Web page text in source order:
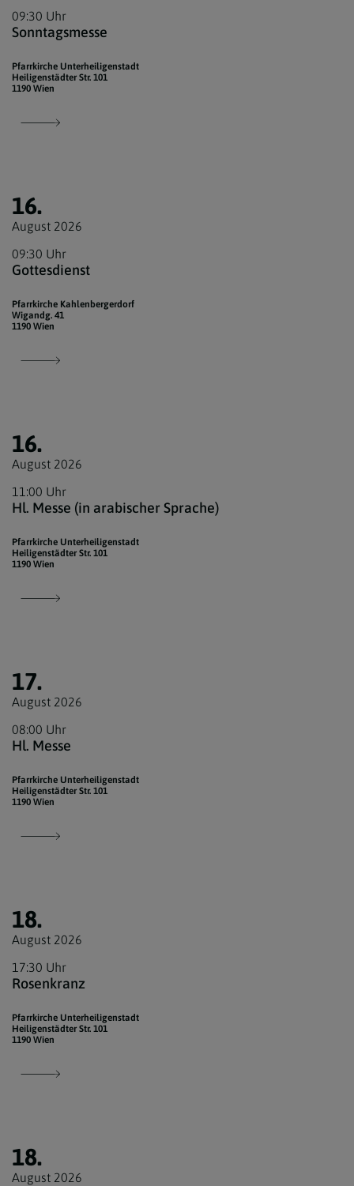
09:30 Uhr
Sonntagsmesse
Pfarrkirche Unterheiligenstadt
Heiligenstädter Str. 101
1190 Wien
16.
August 2026
09:30 Uhr
Gottesdienst
Pfarrkirche Kahlenbergerdorf
Wigandg. 41
1190 Wien
16.
August 2026
11:00 Uhr
Hl. Messe (in arabischer Sprache)
Pfarrkirche Unterheiligenstadt
Heiligenstädter Str. 101
1190 Wien
17.
August 2026
08:00 Uhr
Hl. Messe
Pfarrkirche Unterheiligenstadt
Heiligenstädter Str. 101
1190 Wien
18.
August 2026
17:30 Uhr
Rosenkranz
Pfarrkirche Unterheiligenstadt
Heiligenstädter Str. 101
1190 Wien
18.
August 2026